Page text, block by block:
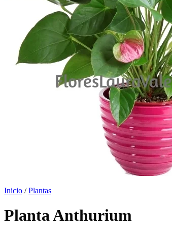
Inicio / Plantas
Planta Anthurium